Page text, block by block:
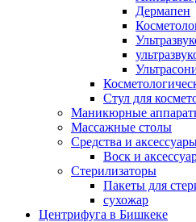
Дермапен
Стул для
Маникюрные
Массажные столы
Средства и
Воск и
Стерилизаторы
Пакеты для
сухожар
Центрифуга в Бишкеке